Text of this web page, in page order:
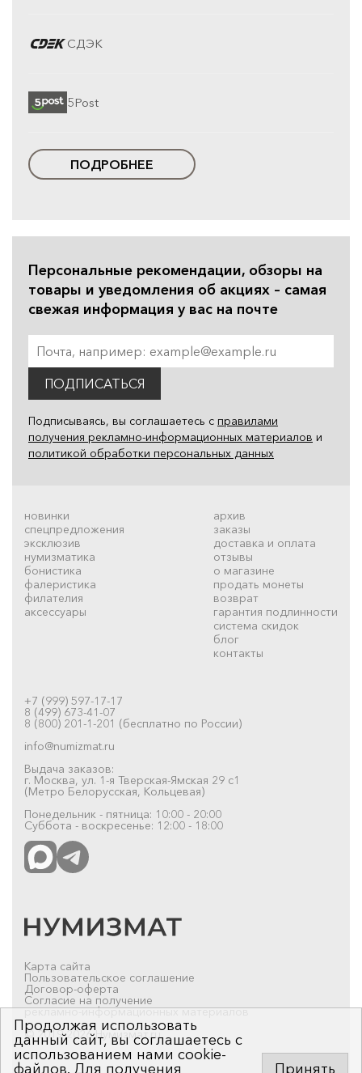
СДЭК
5Post
ПОДРОБНЕЕ
Персональные рекомендации, обзоры на
товары и уведомления об акциях – самая
свежая информация у вас на почте
ПОДПИСАТЬСЯ
Подписываясь, вы соглашаетесь с правилами
получения рекламно-информационных материалов и
политикой обработки персональных данных
новинки
спецпредложения
эксклюзив
нумизматика
бонистика
фалеристика
филателия
аксессуары
архив
заказы
доставка и оплата
отзывы
о магазине
продать монеты
возврат
гарантия подлинности
система скидок
блог
контакты
+7 (999) 597-17-17
8 (499) 673-41-07
8 (800) 201-1-201 (бесплатно по России)
info@numizmat.ru
Выдача заказов:
г. Москва, ул. 1-я Тверская-Ямская 29 с1
(Метро Белорусская, Кольцевая)
Понедельник - пятница: 10:00 - 20:00
Суббота - воскресенье: 12:00 - 18:00
Карта сайта
Пользовательское соглашение
Договор-оферта
Согласие на получение
рекламно-информационных материалов
© 2019-2026 Нумизмат.ru
Продолжая использовать
данный сайт, вы соглашаетесь с
использованием нами cookie-
файлов. Для получения
Принять